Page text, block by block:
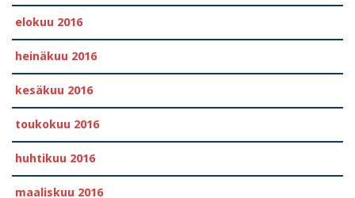
elokuu 2016
heinäkuu 2016
kesäkuu 2016
toukokuu 2016
huhtikuu 2016
maaliskuu 2016